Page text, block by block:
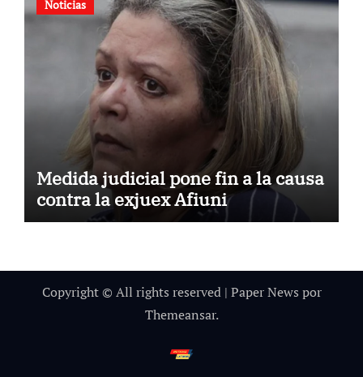
Noticias
Medida judicial pone fin a la causa
contra la exjuex Afiuni
Copyright © All rights reserved | Paper News por
Themeansar.